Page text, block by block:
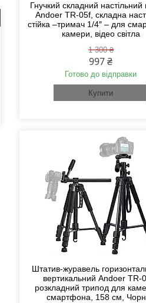
Гнучкий складний настільний
Andoer TR-05f, складна
стійка –тримач 1/4″ – для
камери, відео світла
1 300 ₴
997 ₴
Готово до відправки
Купити
Штатив-журавель
вертикальний Andoer TR-
розкладний трипод для
смартфона, 158 см,